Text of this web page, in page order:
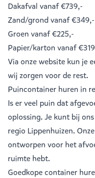
Dakafval vanaf €739,-
Zand/grondvanaf €349,-
Groen vanaf €225,-
Papier/karton vanaf
Via onze website kun je
wij zorgen voor de rest.
Puincontainer huren in
Is er veel puin dat
oplossing. Je kunt bij ons
regio Lippenhuizen.
ontworpen voor het
ruimte hebt.
Goedkope container